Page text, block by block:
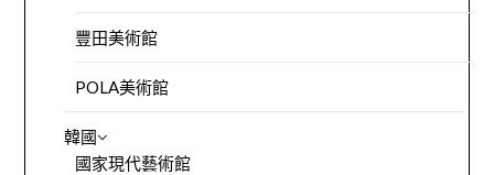
豐田美術館
POLA美術館
韓國
國家現代藝術館